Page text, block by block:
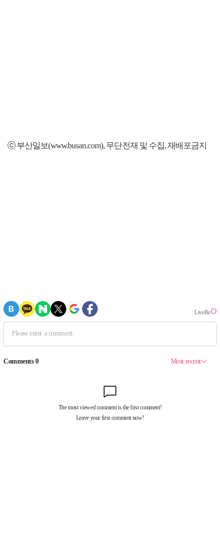
ⓒ 부산일보(www.busan.com), 무단전재 및 수집, 재배포금지